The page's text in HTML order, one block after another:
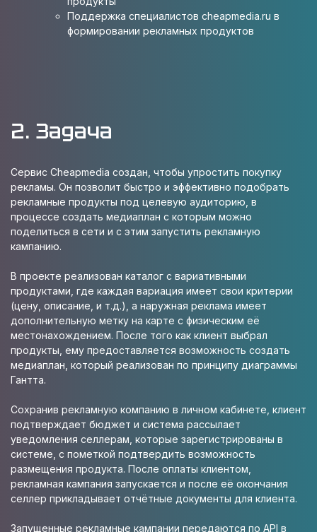
Поддержка специалистов cheapmedia.ru в
формировании рекламных продуктов
2. Задача
Сервис Cheapmedia создан, чтобы упростить покупку
рекламы. Он позволит быстро и эффективно подобрать
рекламные продукты под целевую аудиторию, в
процессе создать медиаплан с которым можно
поделиться в сети и с этим запустить рекламную
кампанию.
В проекте реализован каталог с вариативными
продуктами, где каждая вариация имеет свои критерии
(цену, описание, и т.д.), а наружная реклама имеет
дополнительную метку на карте с физическим её
местонахождением. После того как клиент выбрал
продукты, ему предоставляется возможность создать
медиаплан, который реализован по принципу диаграммы
Гантта.
Сохранив рекламную компанию в личном кабинете, клиент
подтверждает бюджет и система рассылает
уведомления селлерам, которые зарегистрированы в
системе, с пометкой подтвердить возможность
размещения продукта. После оплаты клиентом,
рекламная кампания запускается и после её окончания
селлер прикладывает отчётные документы для клиента.
Запущенные рекламные кампании передаются по API в